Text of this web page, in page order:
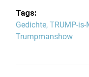
Tags:
Gedichte,TRUMP-is-
Trumpmanshow